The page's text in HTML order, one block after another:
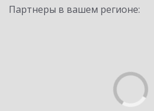
Партнеры в вашем регионе: